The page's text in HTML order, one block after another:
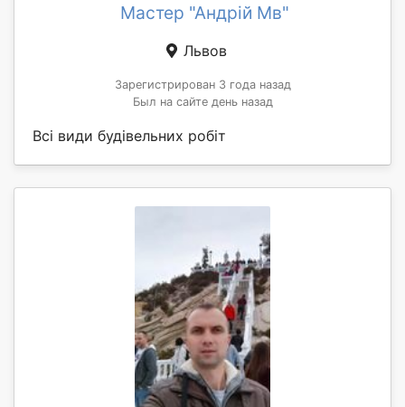
Мастер "Андрій Мв"
Львов
Зарегистрирован 3 года назад
Был на сайте день назад
Всі види будівельних робіт